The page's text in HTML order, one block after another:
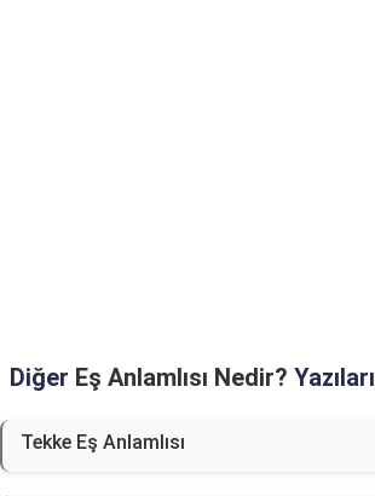
Diğer Eş Anlamlısı Nedir? Yazıları
Tekke Eş Anlamlısı